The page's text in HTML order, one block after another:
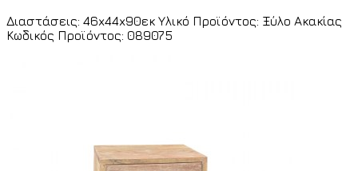
Διαστάσεις: 46x44x90εκ Υλικό Προϊόντος: Ξύλο Ακακίας
Κωδικός Προϊόντος: 089075